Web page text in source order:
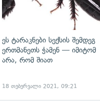
ეს ტარაკნები სექსის შემდეგ
ერთმანეთს ჭამენ — იმიტომ
არა, რომ შიათ
18 თებერვალი 2021, 09:21